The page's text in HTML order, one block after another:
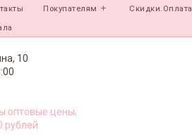
Покупателям
10
оптовые цены,